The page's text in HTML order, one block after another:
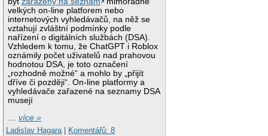
velkých on-line platforem nebo
internetových vyhledávačů, na něž se
vztahují zvláštní podmínky podle
nařízení o digitálních službách (DSA).
Vzhledem k tomu, že ChatGPT i Roblox
oznámily počet uživatelů nad prahovou
hodnotou DSA, je toto označení
„rozhodně možné“ a mohlo by „přijít
dříve či později“. On-line platformy a
vyhledávače zařazené na seznamy DSA
musejí
…více »
Ladislav Hagara| Komentářů: 8